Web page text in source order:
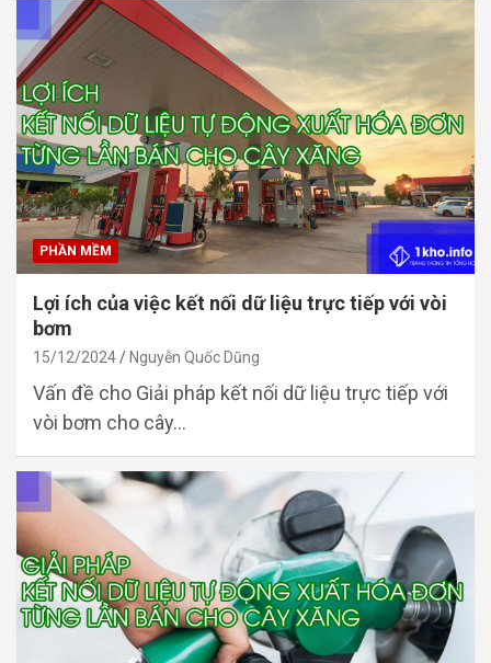
PHẦN MỀM
Lợi ích của việc kết nối dữ liệu trực tiếp với vòi
bơm
15/12/2024 Nguyễn Quốc Dũng
Vấn đề cho Giải pháp kết nối dữ liệu trực tiếp với
vòi bơm cho cây…